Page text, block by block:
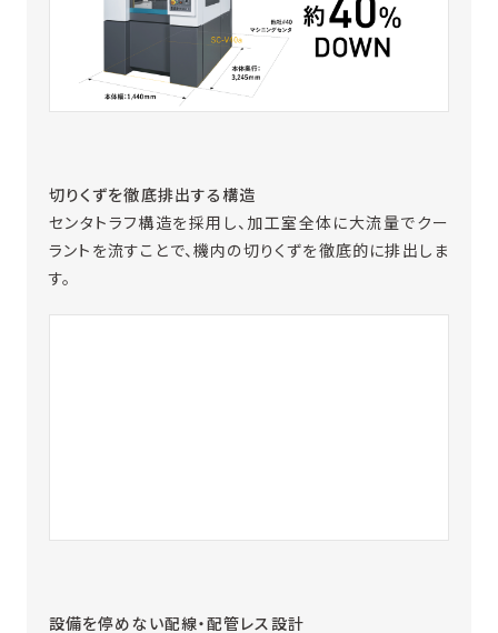
切りくずを徹底排出する構造
センタトラフ構造を採用し、加工室全体に大流量でクー
ラントを流すことで、機内の切りくずを徹底的に排出しま
す。
設備を停めない配線・配管レス設計